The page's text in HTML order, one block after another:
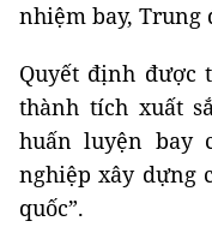
nhiệm bay, Trung
Quyết định được
thành tích xuất
huấn luyện bay
nghiệp xây dựng
quốc”.